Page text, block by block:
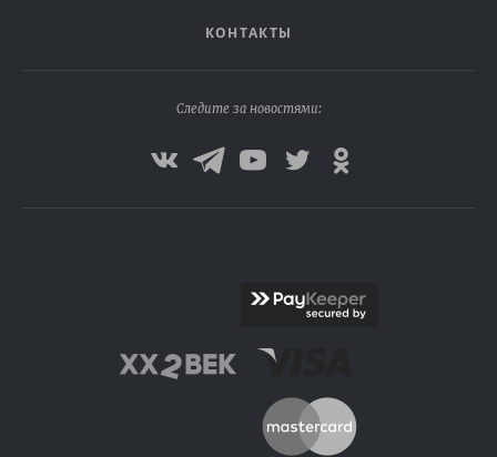
КОНТАКТЫ
Следите за новостями: